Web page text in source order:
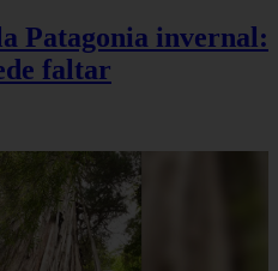
Patagonia invernal:
faltar